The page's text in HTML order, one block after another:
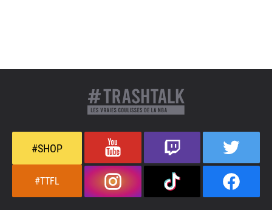
#SHOP
#TTFL